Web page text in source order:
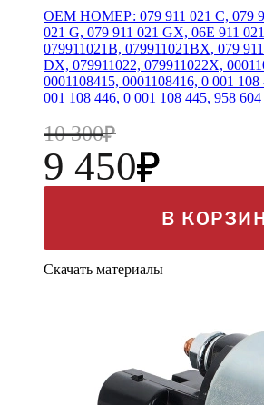
OEM НОМЕР: 079 911 021 C, 079
021 G, 079 911 021 GX, 06E 911
079911021B, 079911021BX, 079
DX, 079911022, 079911022X,
0001108415, 0001108416, 0 001
001 108 446, 0 001 108 445, 958 604
10 300
9 450
В
Скачать материалы